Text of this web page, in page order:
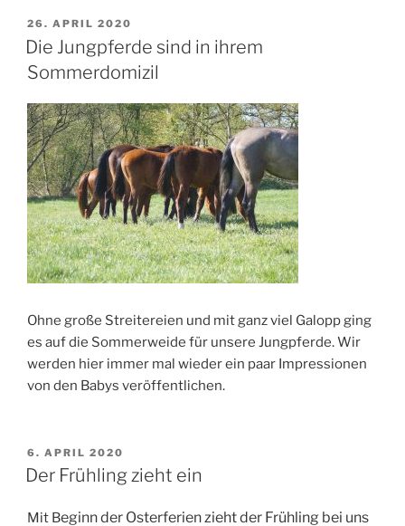
VERÖFFENTLICHT
AM
26. APRIL 2020
Die Jungpferde sind in ihrem
Sommerdomizil
Ohne große Streitereien und mit ganz viel Galopp ging
es auf die Sommerweide für unsere Jungpferde. Wir
werden hier immer mal wieder ein paar Impressionen
von den Babys veröffentlichen.
VERÖFFENTLICHT
AM
6. APRIL 2020
Der Frühling zieht ein
Mit Beginn der Osterferien zieht der Frühling bei uns